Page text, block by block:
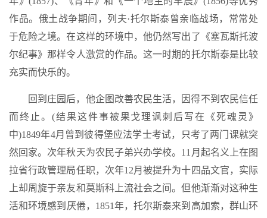
作品。俄土战争期间，列夫·托尔斯泰曾亲临战场，常常处
于危险之境。在这样的环境中，他仍然写出了《塞瓦斯托波
尔纪事》那样令人激赏的作品。这一时期的托尔斯泰是比较
充实而快乐的。
回到庄园后，他企图改善农民生活，因得不到农民信任
而终止。(结果这件事被果戈理讽刺后写在《死魂灵》
中)1849年4月曾到彼得堡应法学士考试，只考了两门课就突
然回家。次年秋天为农民子弟兴办学校。11月起名义上在图
拉省行政管理局任职，次年12月被提升为十四品文官，实际
上却周旋于亲友和莫斯科上流社会之间。但他渐渐对这种生
活和环境感到厌倦，1851年，托尔斯泰来到高加索，群山环